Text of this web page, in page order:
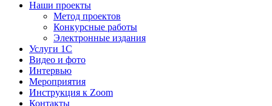
Наши проекты
Метод проектов
Конкурсные работы
Электронные издания
Услуги 1C
Видео и фото
Интервью
Мероприятия
Инструкция к Zoom
Контакты